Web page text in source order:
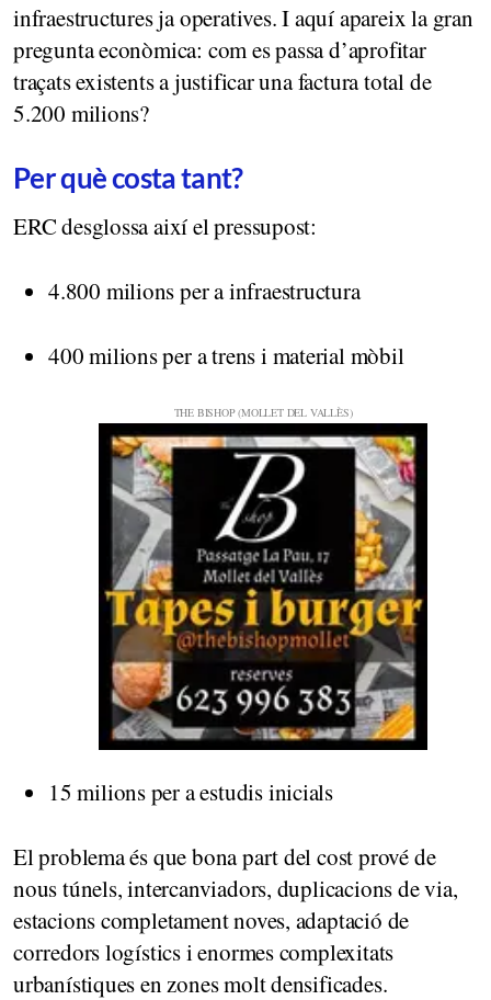
infraestructures ja operatives. I aquí apareix la gran
pregunta econòmica: com es passa d’aprofitar
traçats existents a justificar una factura total de
5.200 milions?
Per què costa tant?
ERC desglossa així el pressupost:
4.800 milions per a infraestructura
400 milions per a trens i material mòbil
15 milions per a estudis inicials
El problema és que bona part del cost prové de
nous túnels, intercanviadors, duplicacions de via,
estacions completament noves, adaptació de
corredors logístics i enormes complexitats
urbanístiques en zones molt densificades.